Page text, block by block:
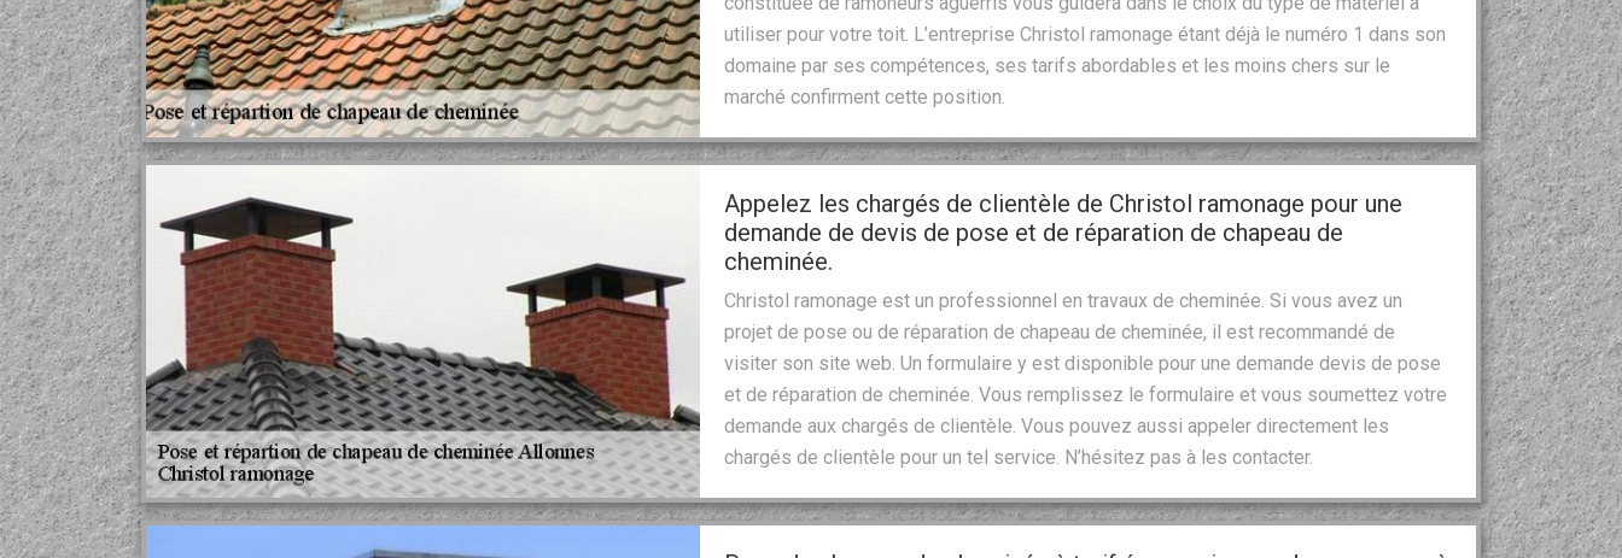
utiliser pour votre toit. L’entreprise Christol ramonage étant déjà le numéro 1 dans son
domaine par ses compétences, ses tarifs abordables et les moins chers sur le
marché confirment cette position.
Appelez les chargés de clientèle de Christol ramonage pour une
demande de devis de pose et de réparation de chapeau de
cheminée.
Christol ramonage est un professionnel en travaux de cheminée. Si vous avez un
projet de pose ou de réparation de chapeau de cheminée, il est recommandé de
visiter son site web. Un formulaire y est disponible pour une demande devis de pose
et de réparation de cheminée. Vous remplissez le formulaire et vous soumettez votre
demande aux chargés de clientèle. Vous pouvez aussi appeler directement les
chargés de clientèle pour un tel service. N’hésitez pas à les contacter.